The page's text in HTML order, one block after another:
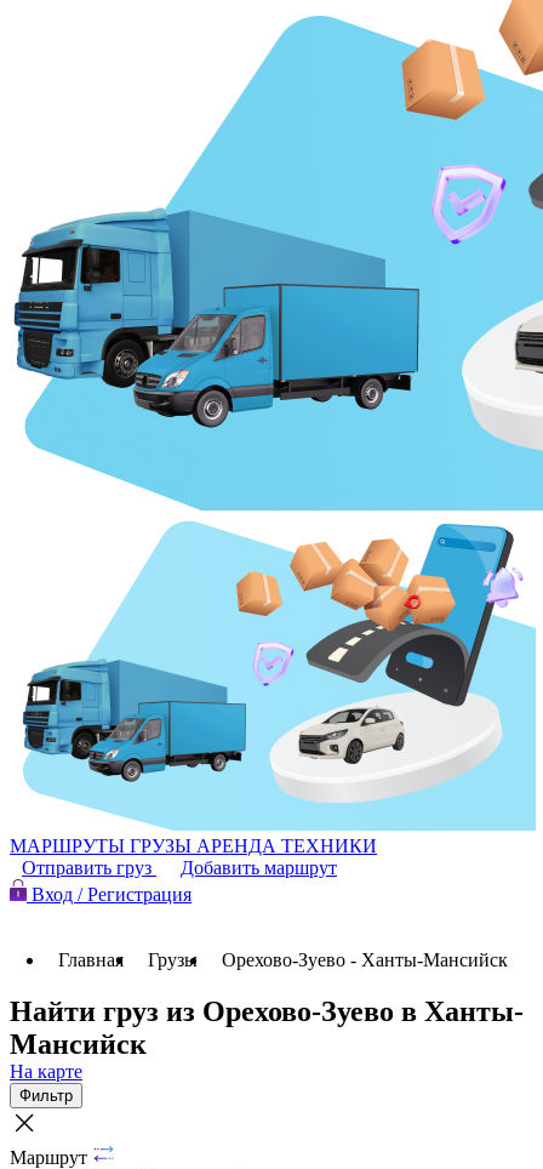
МАРШРУТЫ ГРУЗЫ АРЕНДА ТЕХНИКИ
Отправить груз
Добавить маршрут
Вход / Регистрация
Главная Грузы Орехово-Зуево - Ханты-Мансийск
Найти груз из Орехово-Зуево в Ханты-
Мансийск
На карте
Фильтр
Маршрут